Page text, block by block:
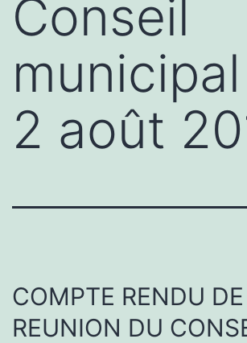
Conseil
2 août
COMPTE RENDU
REUNION DU